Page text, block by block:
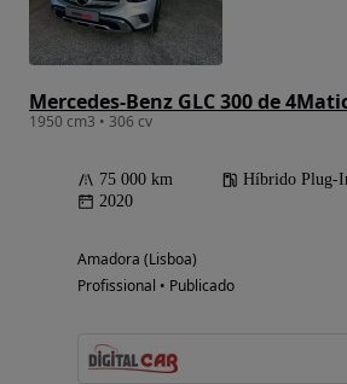
1950 cm3 • 306 cv
75 000 km Híbrido Plug-
2020
Amadora (Lisboa)
Profissional • Publicado